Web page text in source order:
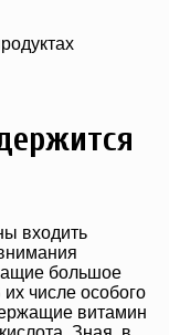
входить
большое
числе особого
витамин